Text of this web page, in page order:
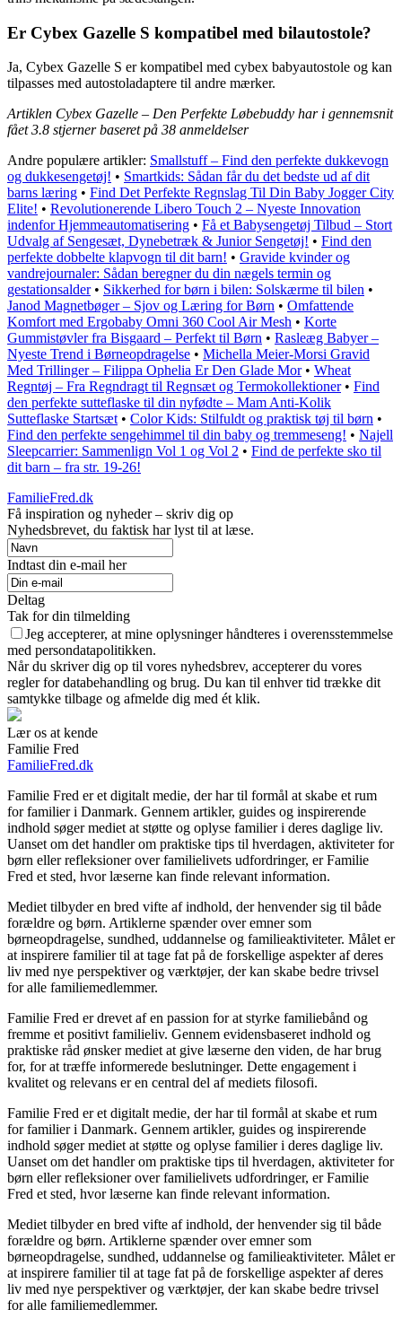
Er Cybex Gazelle S kompatibel med bilautostole?
Ja, Cybex Gazelle S er kompatibel med cybex babyautostole og kan
tilpasses med autostoladaptere til andre mærker.
Artiklen Cybex Gazelle – Den Perfekte Løbebuddy har i gennemsnit
fået3.8 stjerner baseret på 38 anmeldelser
Andre populære artikler: Smallstuff – Find den perfekte dukkevogn
og dukkesengetøj! • Smartkids: Sådan får du det bedste ud af dit
barns læring • Find Det Perfekte Regnslag Til Din Baby Jogger City
Elite! • Revolutionerende Libero Touch 2 – Nyeste Innovation
indenfor Hjemmeautomatisering • Få et Babysengetøj Tilbud – Stort
Udvalg af Sengesæt, Dynebetræk & Junior Sengetøj! • Find den
perfekte dobbelte klapvogn til dit barn! • Gravide kvinder og
vandrejournaler: Sådan beregner du din nægels termin og
gestationsalder• Sikkerhed for børn i bilen: Solskærme til bilen •
Janod Magnetbøger – Sjov og Læring for Børn • Omfattende
Komfort med Ergobaby Omni 360 Cool Air Mesh • Korte
Gummistøvler fra Bisgaard – Perfekt til Børn • Rasleæg Babyer –
Nyeste Trend i Børneopdragelse • Michella Meier-Morsi Gravid
Med Trillinger – Filippa Ophelia Er Den Glade Mor• Wheat
Regntøj – Fra Regndragt til Regnsæt og Termokollektioner• Find
den perfekte sutteflaske til din nyfødte – Mam Anti-Kolik
Sutteflaske Startsæt • Color Kids: Stilfuldt og praktisk tøj til børn •
Find den perfekte sengehimmel til din baby og tremmeseng! • Najell
Sleepcarrier: Sammenlign Vol 1 og Vol 2 • Find de perfekte sko til
dit barn – fra str. 19-26!
FamilieFred.dk
Få inspiration og nyheder – skriv dig op
Nyhedsbrevet, du faktisk har lyst til at læse.
Indtast din e-mail her
Deltag
Tak for din tilmelding
Jeg accepterer, at mine oplysninger håndteres i overensstemmelse
med persondatapolitikken.
Når du skriver dig op til vores nyhedsbrev, accepterer du vores
regler for databehandling og brug. Du kan til enhver tid trække dit
samtykke tilbage og afmelde dig med ét klik.
Lær os at kende
Familie Fred
FamilieFred.dk
Familie Fred er et digitalt medie, der har til formål at skabe et rum
for familier i Danmark. Gennem artikler, guides og inspirerende
indhold søger mediet at støtte og oplyse familier i deres daglige liv.
Uanset om det handler om praktiske tips til hverdagen, aktiviteter for
børn eller refleksioner over familielivets udfordringer, er Familie
Fred et sted, hvor læserne kan finde relevant information.
Mediet tilbyder en bred vifte af indhold, der henvender sig til både
forældre og børn. Artiklerne spænder over emner som
børneopdragelse, sundhed, uddannelse og familieaktiviteter. Målet er
at inspirere familier til at tage fat på de forskellige aspekter af deres
liv med nye perspektiver og værktøjer, der kan skabe bedre trivsel
for alle familiemedlemmer.
Familie Fred er drevet af en passion for at styrke familiebånd og
fremme et positivt familieliv. Gennem evidensbaseret indhold og
praktiske råd ønsker mediet at give læserne den viden, de har brug
for, for at træffe informerede beslutninger. Dette engagement i
kvalitet og relevans er en central del af mediets filosofi.
Familie Fred er et digitalt medie, der har til formål at skabe et rum
for familier i Danmark. Gennem artikler, guides og inspirerende
indhold søger mediet at støtte og oplyse familier i deres daglige liv.
Uanset om det handler om praktiske tips til hverdagen, aktiviteter for
børn eller refleksioner over familielivets udfordringer, er Familie
Fred et sted, hvor læserne kan finde relevant information.
Mediet tilbyder en bred vifte af indhold, der henvender sig til både
forældre og børn. Artiklerne spænder over emner som
børneopdragelse, sundhed, uddannelse og familieaktiviteter. Målet er
at inspirere familier til at tage fat på de forskellige aspekter af deres
liv med nye perspektiver og værktøjer, der kan skabe bedre trivsel
for alle familiemedlemmer.